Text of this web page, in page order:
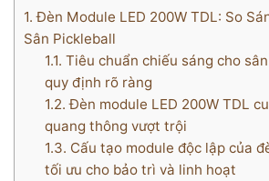
1. Đèn Module LED 200W TDL: So
Sân Pickleball
1.1. Tiêu chuẩn chiếu sáng cho
quy định rõ ràng
1.2. Đèn module LED 200W TDL
quang thông vượt trội
1.3. Cấu tạo module độc lập của
tối ưu cho bảo trì và linh hoạt